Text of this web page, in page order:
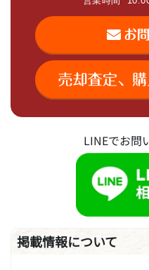
LINEでお問
掲載情報について